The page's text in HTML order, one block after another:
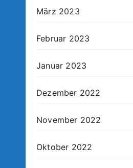
März 2023
Februar 2023
Januar 2023
Dezember 2022
November 2022
Oktober 2022